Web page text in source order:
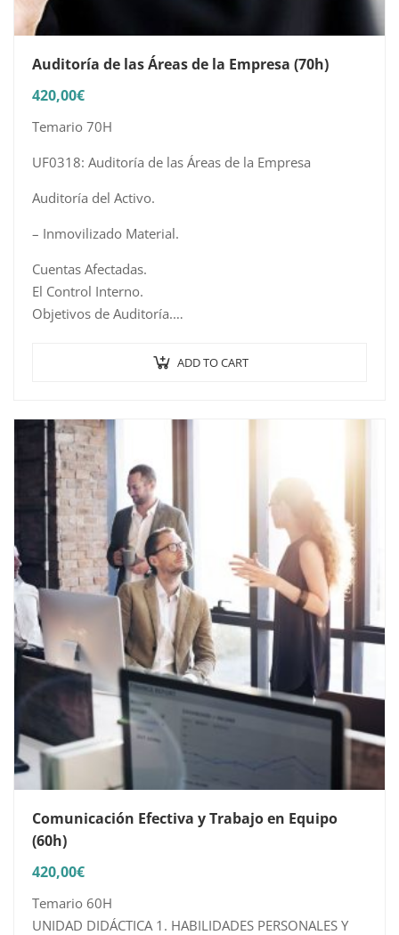
Auditoría de las Áreas de la Empresa (70h)
420,00€
Temario 70H
UF0318: Auditoría de las Áreas de la Empresa
Auditoría del Activo.
– Inmovilizado Material.
Cuentas Afectadas.
El Control Interno.
Objetivos de Auditoría.
ADD TO CART
Comunicación Efectiva y Trabajo en Equipo
(60h)
420,00€
Temario 60H
UNIDAD DIDÁCTICA 1. HABILIDADES PERSONALES Y